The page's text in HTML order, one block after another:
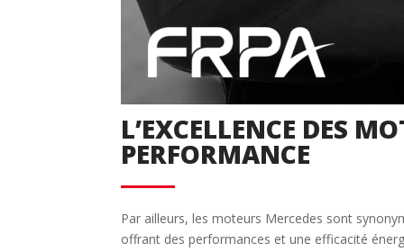
L’EXCELLENCE DES
PERFORMANCE
Par ailleurs, les moteurs Mercedes sont
offrant des performances et une efficacité